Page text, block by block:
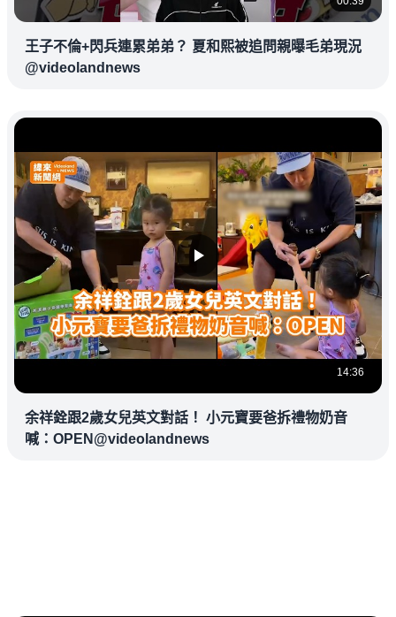
王子不倫+閃兵連累弟弟？ 夏和熙被追問親曝毛弟現況
@videolandnews
14:36
余祥銓跟2歲女兒英文對話！ 小元寶要爸拆禮物奶音
喊：OPEN@videolandnews